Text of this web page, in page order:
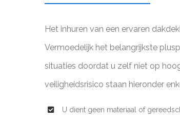
Het inhuren van een ervaren
Vermoedelijk het belangrijkste
situaties doordat u zelf niet op
veiligheidsrisico staan hieronder
U dient geen materiaal of